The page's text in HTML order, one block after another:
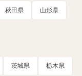
秋田県 山形県
茨城県 栃木県